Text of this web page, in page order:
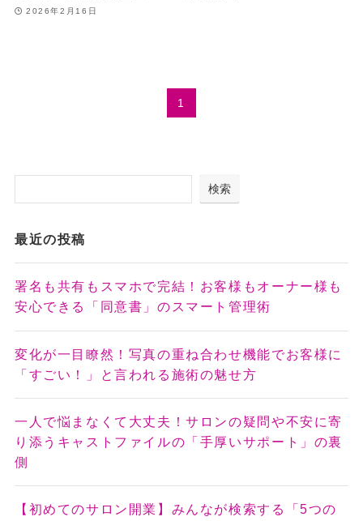
2026年2月16日
1
検索
最近の投稿
署名も共有もスマホで完結！お客様もオーナー様も
安心できる「同意書」のスマート管理術
変化が一目瞭然！写真の重ね合わせ機能でお客様に
「すごい！」と言われる施術の魅せ方
一人で悩まなくて大丈夫！サロンの疑問や不安に寄
り添うキャストファイルの「手厚いサポート」の裏
側
【初めてのサロン開業】みんなが検索する「5つの